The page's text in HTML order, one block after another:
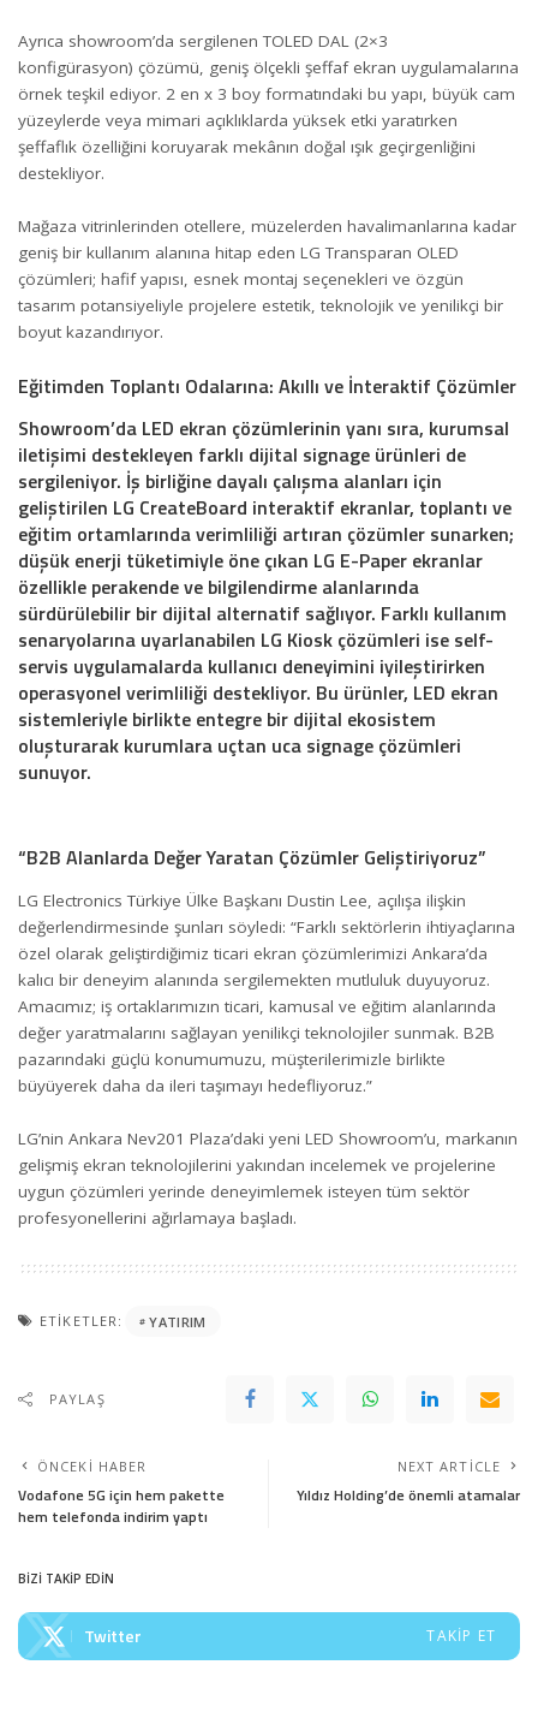
Ayrıca showroom’da sergilenen TOLED DAL (2×3
konfigürasyon) çözümü, geniş ölçekli şeffaf ekran uygulamalarına
örnek teşkil ediyor. 2 en x 3 boy formatındaki bu yapı, büyük cam
yüzeylerde veya mimari açıklıklarda yüksek etki yaratırken
şeffaflık özelliğini koruyarak mekânın doğal ışık geçirgenliğini
destekliyor.
Mağaza vitrinlerinden otellere, müzelerden havalimanlarına kadar
geniş bir kullanım alanına hitap eden LG Transparan OLED
çözümleri; hafif yapısı, esnek montaj seçenekleri ve özgün
tasarım potansiyeliyle projelere estetik, teknolojik ve yenilikçi bir
boyut kazandırıyor.
Eğitimden Toplantı Odalarına: Akıllı ve İnteraktif Çözümler
Showroom’da LED ekran çözümlerinin yanı sıra, kurumsal
iletişimi destekleyen farklı dijital signage ürünleri de
sergileniyor. İş birliğine dayalı çalışma alanları için
geliştirilen LG CreateBoard interaktif ekranlar, toplantı ve
eğitim ortamlarında verimliliği artıran çözümler sunarken;
düşük enerji tüketimiyle öne çıkan LG E-Paper ekranlar
özellikle perakende ve bilgilendirme alanlarında
sürdürülebilir bir dijital alternatif sağlıyor. Farklı kullanım
senaryolarına uyarlanabilen LG Kiosk çözümleri ise self-
servis uygulamalarda kullanıcı deneyimini iyileştirirken
operasyonel verimliliği destekliyor. Bu ürünler, LED ekran
sistemleriyle birlikte entegre bir dijital ekosistem
oluşturarak kurumlara uçtan uca signage çözümleri
sunuyor.
“B2B Alanlarda Değer Yaratan Çözümler Geliştiriyoruz”
LG Electronics Türkiye Ülke Başkanı Dustin Lee, açılışa ilişkin
değerlendirmesinde şunları söyledi: “Farklı sektörlerin ihtiyaçlarına
özel olarak geliştirdiğimiz ticari ekran çözümlerimizi Ankara’da
kalıcı bir deneyim alanında sergilemekten mutluluk duyuyoruz.
Amacımız; iş ortaklarımızın ticari, kamusal ve eğitim alanlarında
değer yaratmalarını sağlayan yenilikçi teknolojiler sunmak. B2B
pazarındaki güçlü konumumuzu, müşterilerimizle birlikte
büyüyerek daha da ileri taşımayı hedefliyoruz.”
LG’nin Ankara Nev201 Plaza’daki yeni LED Showroom’u, markanın
gelişmiş ekran teknolojilerini yakından incelemek ve projelerine
uygun çözümleri yerinde deneyimlemek isteyen tüm sektör
profesyonellerini ağırlamaya başladı.
ETIKETLER: YATIRIM
PAYLAŞ
ÖNCEKI HABER
Vodafone 5G için hem pakette
hem telefonda indirim yaptı
NEXT ARTICLE
Yıldız Holding’de önemli atamalar
BİZİ TAKİP EDİN
Twitter TAKIP ET